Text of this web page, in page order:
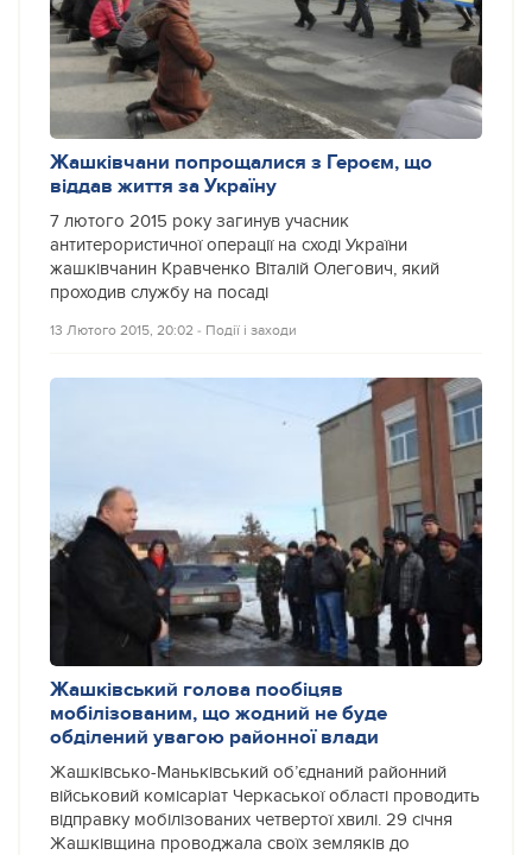
Жашківчани попрощалися з Героєм, що
віддав життя за Україну
7 лютого 2015 року загинув учасник
антитерористичної операції на сході України
жашківчанин Кравченко Віталій Олегович, який
проходив службу на посаді
13 Лютого 2015, 20:02 ‐ Події і заходи
Жашківський голова пообіцяв
мобілізованим, що жодний не буде
обділений увагою районної влади
Жашківсько-Маньківський об’єднаний районний
військовий комісаріат Черкаської області проводить
відправку мобілізованих четвертої хвилі. 29 січня
Жашківщина проводжала своїх земляків до